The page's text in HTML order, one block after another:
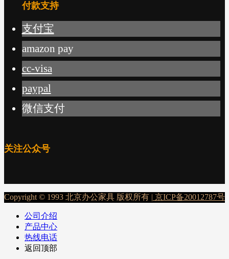
付款支持
支付宝
amazon pay
cc-visa
paypal
微信支付
关注公众号
Copyright © 1993 北京办公家具 版权所有 | 京ICP备20012787号
公司介绍
产品中心
热线电话
返回顶部